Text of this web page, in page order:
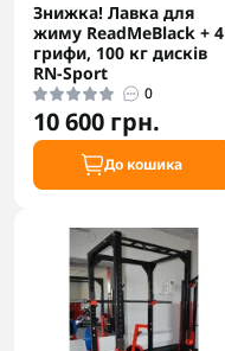
Знижка! Лавка для
жиму ReadMeBlack + 4
грифи, 100 кг дисків
RN-Sport
0
10 600 грн.
До кошика